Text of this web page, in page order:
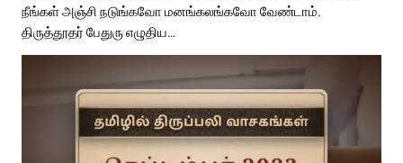
நீங்கள் அஞ்சி நடுங்கவோ மனங்கலங்கவோ வேண்டாம்.
திருத்தூதர் பேதுரு எழுதிய…